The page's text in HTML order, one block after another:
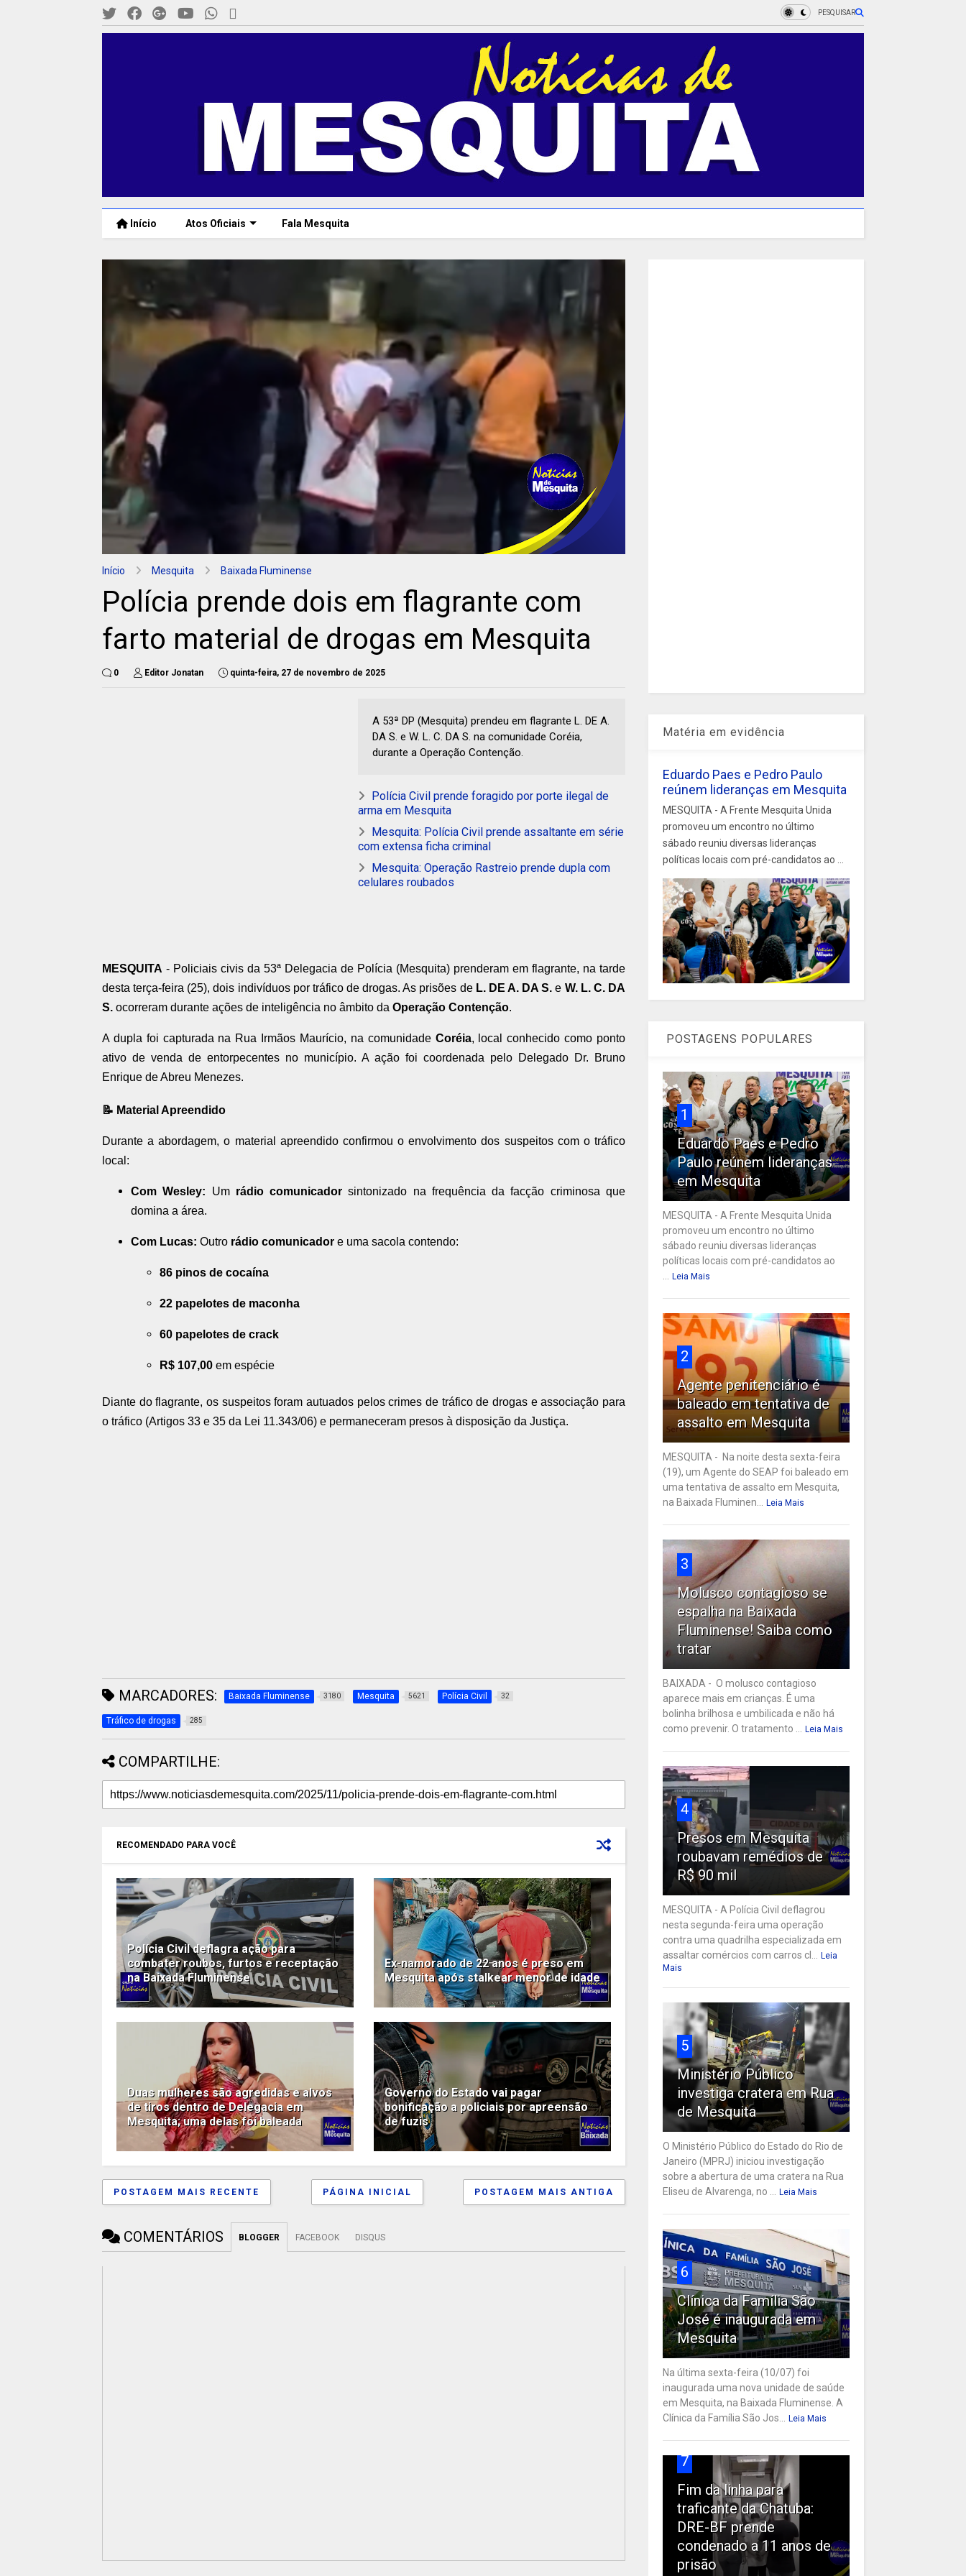
PESQUISAR
Início Atos Oficiais Fala Mesquita
Início Mesquita Baixada Fluminense
Polícia prende dois em flagrante com
farto material de drogas em Mesquita
0 Editor Jonatan quinta-feira, 27 de novembro de 2025
A 53ª DP (Mesquita) prendeu em flagrante L. DE A.
DA S. e W. L. C. DA S. na comunidade Coréia,
durante a Operação Contenção.
Polícia Civil prende foragido por porte ilegal de
arma em Mesquita
Mesquita: Polícia Civil prende assaltante em série
com extensa ficha criminal
Mesquita: Operação Rastreio prende dupla com
celulares roubados
MESQUITA - Policiais civis da 53ª Delegacia de Polícia (Mesquita) prenderam em flagrante, na tarde
desta terça-feira (25), dois indivíduos por tráfico de drogas. As prisões de L. DE A. DA S. e W. L. C. DA
S. ocorreram durante ações de inteligência no âmbito da Operação Contenção.
A dupla foi capturada na Rua Irmãos Maurício, na comunidade Coréia, local conhecido como ponto
ativo de venda de entorpecentes no município. A ação foi coordenada pelo Delegado Dr. Bruno
Enrique de Abreu Menezes.
📝 Material Apreendido
Durante a abordagem, o material apreendido confirmou o envolvimento dos suspeitos com o tráfico
local:
Com Wesley: Um rádio comunicador sintonizado na frequência da facção criminosa que
domina a área.
Com Lucas: Outro rádio comunicador e uma sacola contendo:
86 pinos de cocaína
22 papelotes de maconha
60 papelotes de crack
R$ 107,00 em espécie
Diante do flagrante, os suspeitos foram autuados pelos crimes de tráfico de drogas e associação para
o tráfico (Artigos 33 e 35 da Lei 11.343/06) e permaneceram presos à disposição da Justiça.
MARCADORES: Baixada Fluminense 3180 Mesquita 5621 Polícia Civil 32
Tráfico de drogas 285
COMPARTILHE:
RECOMENDADO PARA VOCÊ
Polícia Civil deflagra ação para
combater roubos, furtos e receptação
na Baixada Fluminense
Ex-namorado de 22 anos é preso em
Mesquita após stalkear menor de idade
Duas mulheres são agredidas e alvos
de tiros dentro de Delegacia em
Mesquita; uma delas foi baleada
Governo do Estado vai pagar
bonificação a policiais por apreensão
de fuzis
POSTAGEM MAIS RECENTE POSTAGEM MAIS ANTIGA
PÁGINA INICIAL
COMENTÁRIOS BLOGGER FACEBOOK DISQUS
Matéria em evidência
Eduardo Paes e Pedro Paulo
reúnem lideranças em Mesquita
MESQUITA - A Frente Mesquita Unida
promoveu um encontro no último
sábado reuniu diversas lideranças
políticas locais com pré-candidatos ao ...
POSTAGENS POPULARES
1
Eduardo Paes e Pedro
Paulo reúnem lideranças
em Mesquita
MESQUITA - A Frente Mesquita Unida
promoveu um encontro no último
sábado reuniu diversas lideranças
políticas locais com pré-candidatos ao
... Leia Mais
2
Agente penitenciário é
baleado em tentativa de
assalto em Mesquita
MESQUITA - Na noite desta sexta-feira
(19), um Agente do SEAP foi baleado em
uma tentativa de assalto em Mesquita,
na Baixada Fluminen... Leia Mais
3
Molusco contagioso se
espalha na Baixada
Fluminense! Saiba como
tratar
BAIXADA - O molusco contagioso
aparece mais em crianças. É uma
bolinha brilhosa e umbilicada e não há
como prevenir. O tratamento ... Leia Mais
4
Presos em Mesquita
roubavam remédios de
R$ 90 mil
MESQUITA - A Polícia Civil deflagrou
nesta segunda-feira uma operação
contra uma quadrilha especializada em
assaltar comércios com carros cl... Leia
Mais
5
Ministério Público
investiga cratera em Rua
de Mesquita
O Ministério Público do Estado do Rio de
Janeiro (MPRJ) iniciou investigação
sobre a abertura de uma cratera na Rua
Eliseu de Alvarenga, no ... Leia Mais
6
Clínica da Família São
José é inaugurada em
Mesquita
Na última sexta-feira (10/07) foi
inaugurada uma nova unidade de saúde
em Mesquita, na Baixada Fluminense. A
Clínica da Família São Jos... Leia Mais
7
Fim da linha para
traficante da Chatuba:
DRE-BF prende
condenado a 11 anos de
prisão